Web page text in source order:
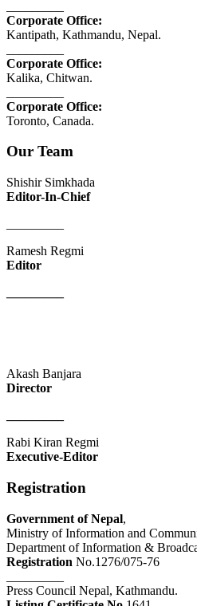
Corporate Office:
Kantipath, Kathmandu, Nepal.
Corporate Office:
Kalika, Chitwan.
Corporate Office:
Toronto, Canada.
Our Team
Shishir Simkhada
Editor-In-Chief
Ramesh Regmi
Editor
Akash Banjara
Director
Rabi Kiran Regmi
Executive-Editor
Registration
Government of Nepal,
Ministry of Information and
Department of Information &
Registration No.1276/075-76
Press Council Nepal, Kathmandu.